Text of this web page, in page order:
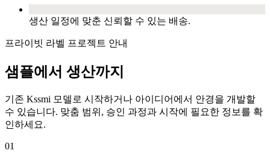
생산 일정에 맞춘 신뢰할 수 있는 배송.
프라이빗 라벨 프로젝트 안내
샘플에서 생산까지
기존 Kssmi 모델로 시작하거나 아이디어에서 안경을 개발할
수 있습니다. 맞춤 범위, 승인 과정과 시작에 필요한 정보를 확
인하세요.
01